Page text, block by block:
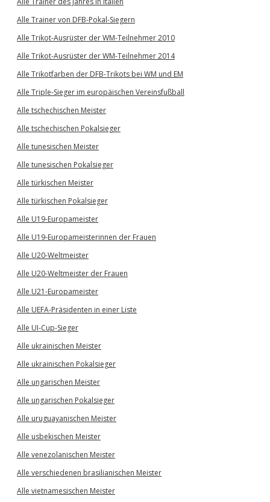
Alle Trainer von DFB-Pokal-Siegern
Alle Trikot-Ausrüster der WM-Teilnehmer 2010
Alle Trikot-Ausrüster der WM-Teilnehmer 2014
Alle Trikotfarben der DFB-Trikots bei WM und EM
Alle Triple-Sieger im europäischen Vereinsfußball
Alle tschechischen Meister
Alle tschechischen Pokalsieger
Alle tunesischen Meister
Alle tunesischen Pokalsieger
Alle türkischen Meister
Alle türkischen Pokalsieger
Alle U19-Europameister
Alle U19-Europameisterinnen der Frauen
Alle U20-Weltmeister
Alle U20-Weltmeister der Frauen
Alle U21-Europameister
Alle UEFA-Präsidenten in einer Liste
Alle UI-Cup-Sieger
Alle ukrainischen Meister
Alle ukrainischen Pokalsieger
Alle ungarischen Meister
Alle ungarischen Pokalsieger
Alle uruguayanischen Meister
Alle usbekischen Meister
Alle venezolanischen Meister
Alle verschiedenen brasilianischen Meister
Alle vietnamesischen Meister